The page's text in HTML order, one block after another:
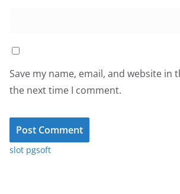
Save my name, email, and website in
the next time I comment.
slot pgsoft